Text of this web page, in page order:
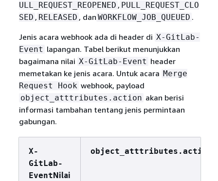
ULL_REQUEST_REOPENED , PULL_REQUEST_CLO
SED , RELEASED , dan WORKFLOW_JOB_QUEUED .
Jenis acara webhook ada di header di X-GitLab-
Event lapangan. Tabel berikut menunjukkan
bagaimana nilai X-GitLab-Event header
memetakan ke jenis acara. Untuk acara Merge
Request Hook webhook, payload
object_atttributes.action akan berisi
informasi tambahan tentang jenis permintaan
gabungan.
X-
GitLab-
EventNilai
object_atttributes.action